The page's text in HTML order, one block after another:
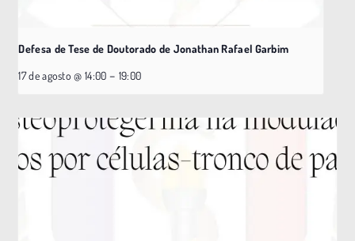
Defesa de Tese de Doutorado de Jonathan Rafael Garbim
17 de agosto @ 14:00 – 19:00